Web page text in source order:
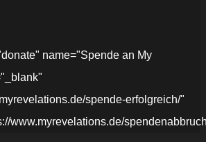
name="Spende an My
spende-erfolgreich/"
www.myrevelations.de/